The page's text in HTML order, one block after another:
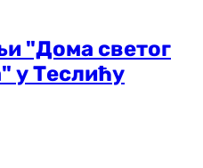
"Дома светог
у Теслићу